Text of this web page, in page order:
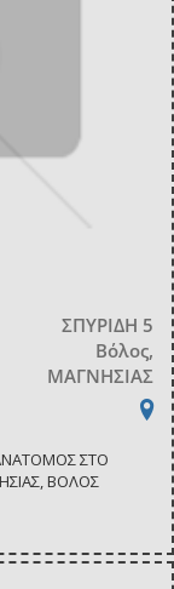
ΣΠΥΡΙΔΗ 5
Βόλος,
ΜΑΓΝΗΣΙΑΣ
ΣΤΟ
ΒΟΛΟΣ